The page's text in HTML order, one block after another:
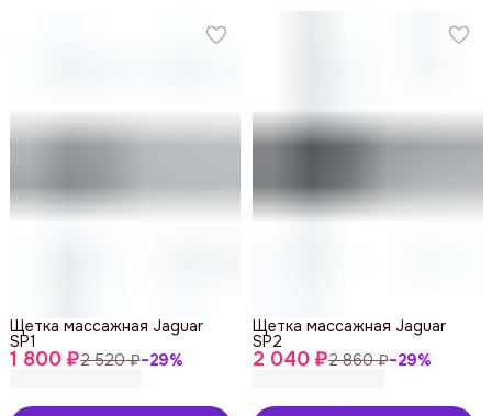
1 800 ₽2 520 ₽−29%
Щетка массажная Jaguar
SP1
2 040 ₽2 860 ₽−29%
Щетка массажная Jaguar
SP2